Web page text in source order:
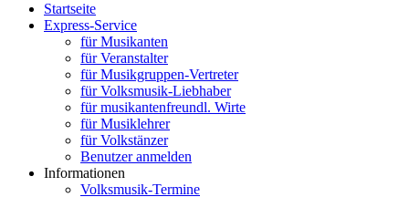
Startseite
Express-Service
für Musikanten
für Veranstalter
für Musikgruppen-Vertreter
für Volksmusik-Liebhaber
für musikantenfreundl. Wirte
für Musiklehrer
für Volkstänzer
Benutzer anmelden
Informationen
Volksmusik-Termine